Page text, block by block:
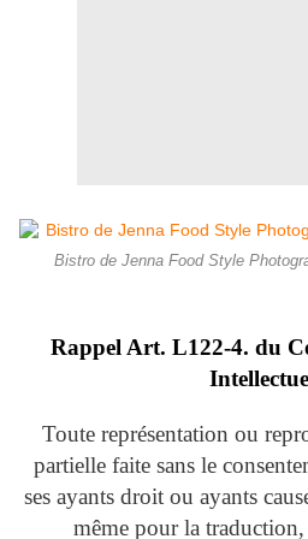
Bistro de Jenna Food Style
Rappel Art. L122-4. du
Toute représentation ou
partielle faite sans le
ses ayants droit ou ayants
même pour la